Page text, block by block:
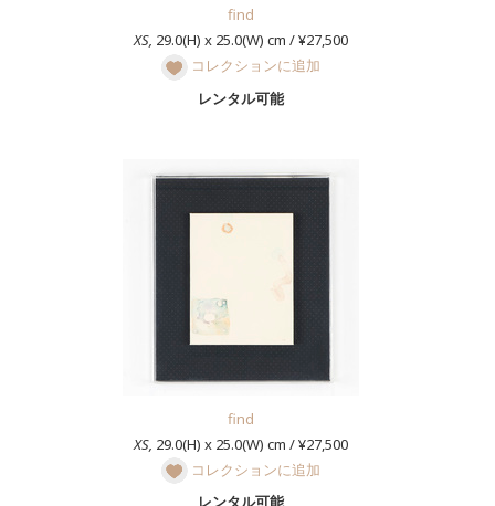
find
XS, 29.0(H) x 25.0(W) cm / ¥27,500
コレクションに追加
レンタル可能
find
XS, 29.0(H) x 25.0(W) cm / ¥27,500
コレクションに追加
レンタル可能